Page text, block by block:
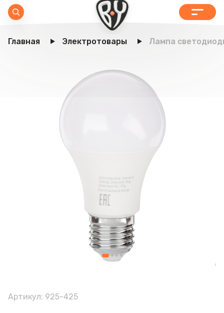
Главная Электротовары Лампа
Артикул: 925-425